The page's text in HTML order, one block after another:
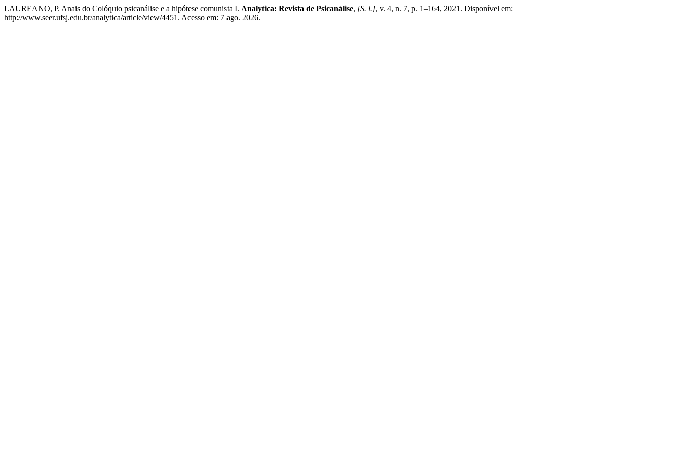
LAUREANO, P. Anais do Colóquio psicanálise e a hipótese comunista I. Analytica: Revista de Psicanálise, [S. l.], v. 4, n. 7, p. 1–164, 2021. Disponível em:
http://www.seer.ufsj.edu.br/analytica/article/view/4451. Acesso em: 7 ago. 2026.